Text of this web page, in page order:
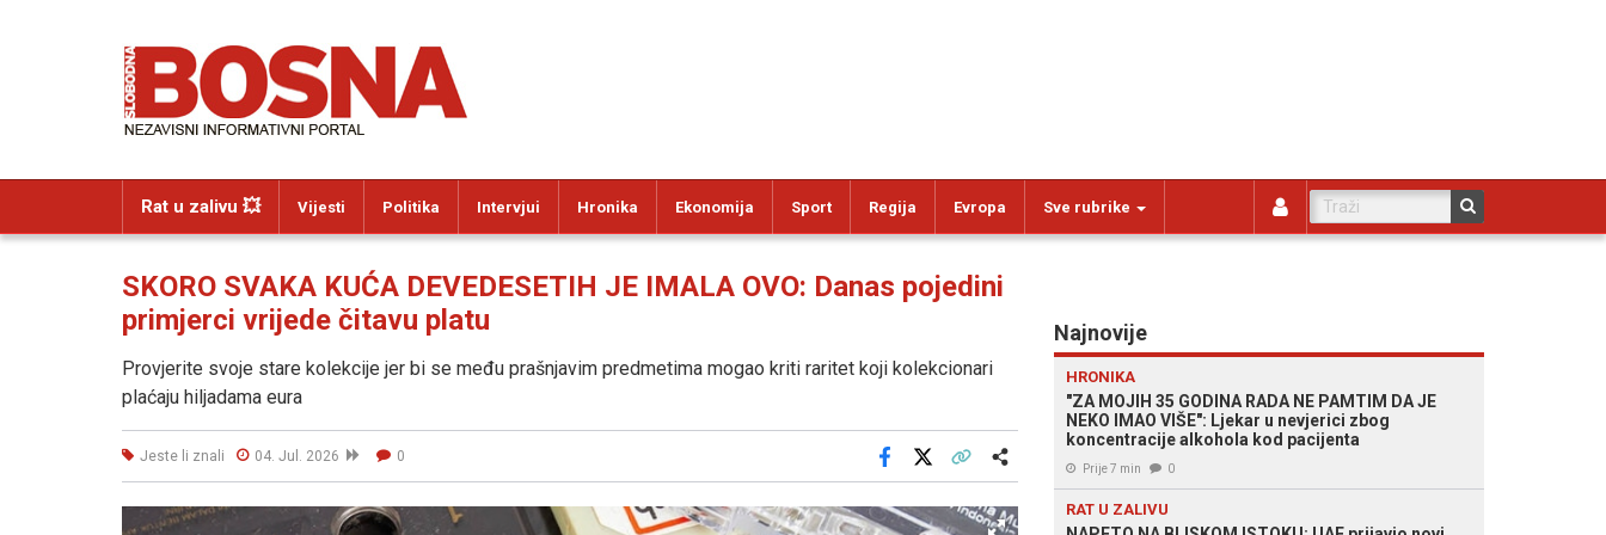
Rat u zalivu 💥 Vijesti Politika Intervjui Hronika Ekonomija Sport Regija Evropa Sve rubrike
SKORO SVAKA KUĆA DEVEDESETIH JE IMALA OVO: Danas pojedini
primjerci vrijede čitavu platu
Provjerite svoje stare kolekcije jer bi se među prašnjavim predmetima mogao kriti raritet koji kolekcionari
plaćaju hiljadama eura
Jeste li znali 04. Jul. 2026 0
Facebook
Najnovije
HRONIKA
"ZA MOJIH 35 GODINA RADA NE PAMTIM DA JE
NEKO IMAO VIŠE": Ljekar u nevjerici zbog
koncentracije alkohola kod pacijenta
Prije 7 min 0
RAT U ZALIVU